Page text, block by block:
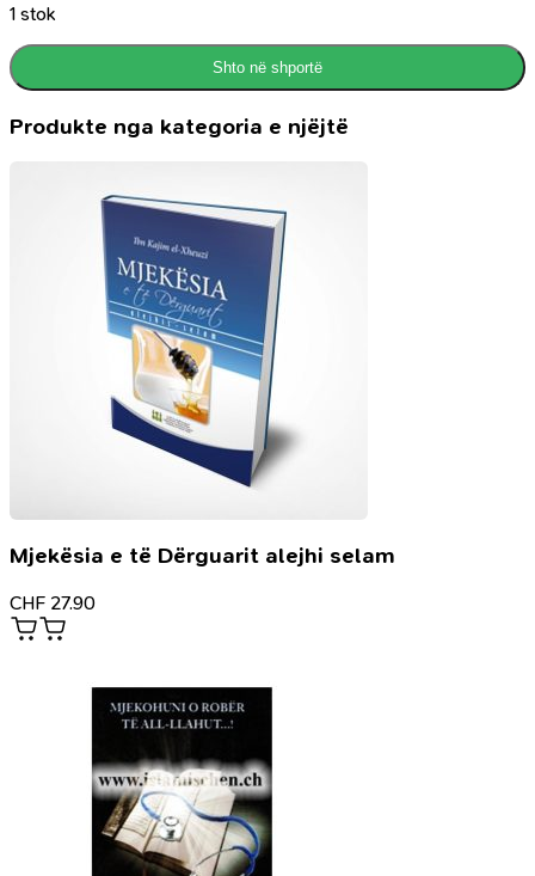
1 stok
Shto në shportë
Produkte nga kategoria e njëjtë
Mjekësia e të Dërguarit alejhi selam
CHF 27.90